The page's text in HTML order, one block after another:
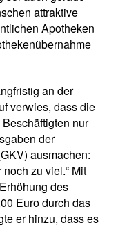
attraktive
Apotheken
an der
verwies, dass die
nur
der
ausmachen:
zu viel.“ Mit
des
Euro durch das
er hinzu, dass es